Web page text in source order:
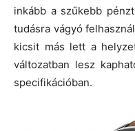
inkább a szűkebb
tudásra vágyó
kicsit más lett a
változatban lesz
specifikációban.